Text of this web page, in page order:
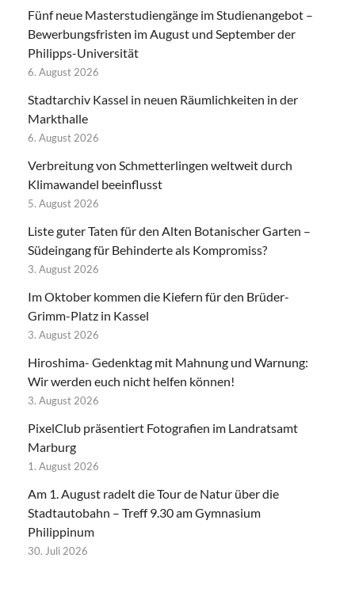
Fünf neue Masterstudiengänge im Studienangebot –
Bewerbungsfristen im August und September der
Philipps-Universität
6. August 2026
Stadtarchiv Kassel in neuen Räumlichkeiten in der
Markthalle
6. August 2026
Verbreitung von Schmetterlingen weltweit durch
Klimawandel beeinflusst
5. August 2026
Liste guter Taten für den Alten Botanischer Garten –
Südeingang für Behinderte als Kompromiss?
3. August 2026
Im Oktober kommen die Kiefern für den Brüder-
Grimm-Platz in Kassel
3. August 2026
Hiroshima- Gedenktag mit Mahnung und Warnung:
Wir werden euch nicht helfen können!
3. August 2026
PixelClub präsentiert Fotografien im Landratsamt
Marburg
1. August 2026
Am 1. August radelt die Tour de Natur über die
Stadtautobahn – Treff 9.30 am Gymnasium
Philippinum
30. Juli 2026